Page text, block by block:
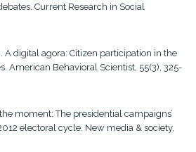
Current Research in Social
A digital agora: Citizen participation in the
American Behavioral Scientist, 55(3), 325-
moment: The presidential campaigns’
electoral cycle. New media & society,